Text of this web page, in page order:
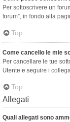
Per sottoscrivere un
forum”, in fondo alla
Top
Come cancello le mie
Per cancellare le tue
Utente e seguire i
Top
Allegati
Quali allegati sono